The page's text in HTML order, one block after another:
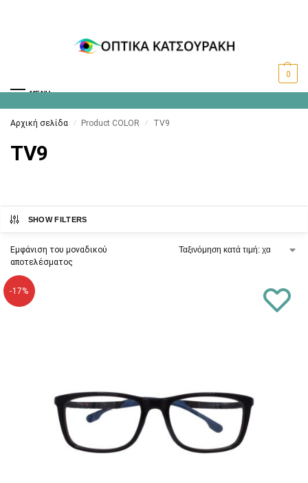
MENU
0
Αρχική σελίδα / Product COLOR / TV9
TV9
SHOW FILTERS
Εμφάνιση του μοναδικού
αποτελέσματος
-17%